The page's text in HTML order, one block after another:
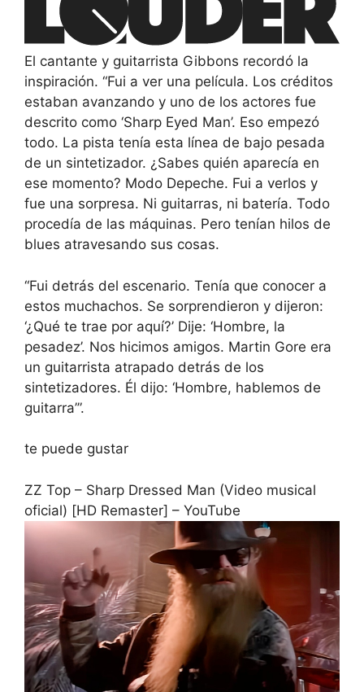
El cantante y guitarrista Gibbons recordó la
inspiración. “Fui a ver una película. Los créditos
estaban avanzando y uno de los actores fue
descrito como ‘Sharp Eyed Man’. Eso empezó
todo. La pista tenía esta línea de bajo pesada
de un sintetizador. ¿Sabes quién aparecía en
ese momento? Modo Depeche. Fui a verlos y
fue una sorpresa. Ni guitarras, ni batería. Todo
procedía de las máquinas. Pero tenían hilos de
blues atravesando sus cosas.
“Fui detrás del escenario. Tenía que conocer a
estos muchachos. Se sorprendieron y dijeron:
‘¿Qué te trae por aquí?’ Dije: ‘Hombre, la
pesadez’. Nos hicimos amigos. Martin Gore era
un guitarrista atrapado detrás de los
sintetizadores. Él dijo: ‘Hombre, hablemos de
guitarra’”.
te puede gustar
ZZ Top – Sharp Dressed Man (Video musical
oficial) [HD Remaster] – YouTube